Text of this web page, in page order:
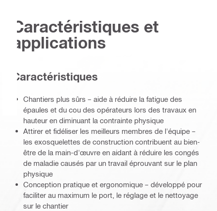
Caractéristiques et
applications
Caractéristiques
Chantiers plus sûrs – aide à réduire la fatigue des
épaules et du cou des opérateurs lors des travaux en
hauteur en diminuant la contrainte physique
Attirer et fidéliser les meilleurs membres de l'équipe –
les exosquelettes de construction contribuent au bien-
être de la main-d'œuvre en aidant à réduire les congés
de maladie causés par un travail éprouvant sur le plan
physique
Conception pratique et ergonomique – développé pour
faciliter au maximum le port, le réglage et le nettoyage
sur le chantier